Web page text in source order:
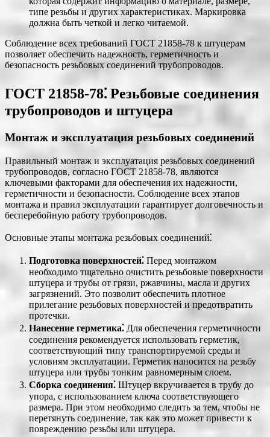
типе резьбы и других характеристиках. Маркировка
должна быть четкой и легко читаемой.
Соблюдение всех требований ГОСТ 21858-78 к штуцерам
позволяет обеспечить надежность, герметичность и
безопасность резьбовых соединений трубопроводов.
ГОСТ 21858-78⁚ Резьбовые соединения
трубопроводов и штуцера
Монтаж и эксплуатация резьбовых соединений
Правильный монтаж и эксплуатация резьбовых соединений
трубопроводов, согласно ГОСТ 21858-78, являются
ключевыми факторами для обеспечения их надежности,
герметичности и безопасности. Соблюдение всех этапов
монтажа и правил эксплуатации гарантирует долговечность и
бесперебойную работу трубопроводов.
Основные этапы монтажа резьбовых соединений⁚
Подготовка поверхностей⁚ Перед монтажом
необходимо тщательно очистить резьбовые поверхности
штуцера и трубы от грязи, ржавчины, масла и других
загрязнений. Это позволит обеспечить плотное
прилегание резьбовых поверхностей и предотвратить
протечки.
Нанесение герметика⁚ Для обеспечения герметичности
соединения рекомендуется использовать герметик,
соответствующий типу транспортируемой среды и
условиям эксплуатации. Герметик наносится на резьбу
штуцера или трубы тонким равномерным слоем.
Сборка соединения⁚ Штуцер вкручивается в трубу до
упора, с использованием ключа соответствующего
размера. При этом необходимо следить за тем, чтобы не
перетянуть соединение, так как это может привести к
повреждению резьбы или штуцера.